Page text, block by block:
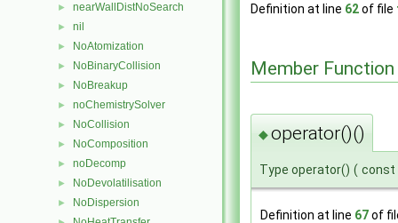
► nearWallDistNoSearch
► nil
► NoAtomization
► NoBinaryCollision
► NoBreakup
► noChemistrySolver
► NoCollision
► NoComposition
► noDecomp
► NoDevolatilisation
► NoDispersion
Definition at line 62of file
Member
◆operator()()
Type operator() ( const
Definition at line 67of